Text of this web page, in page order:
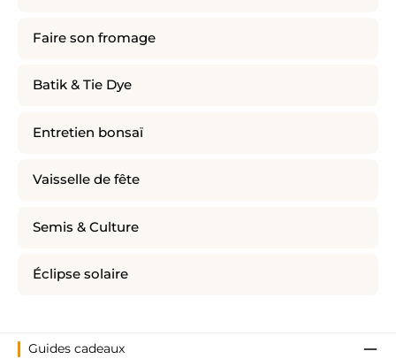
Faire son fromage
Batik & Tie Dye
Entretien bonsaï
Vaisselle de fête
Semis & Culture
Éclipse solaire
Guides cadeaux